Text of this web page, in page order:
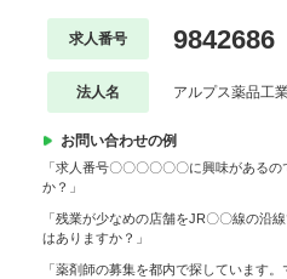
求人番号 9842686
法人名 アルプス薬品工
お問い合わせの例
「求人番号〇〇〇〇〇〇に興味がある
か？」
「残業が少なめの店舗をJR〇〇線の沿
はありますか？」
「薬剤師の募集を都内で探しています